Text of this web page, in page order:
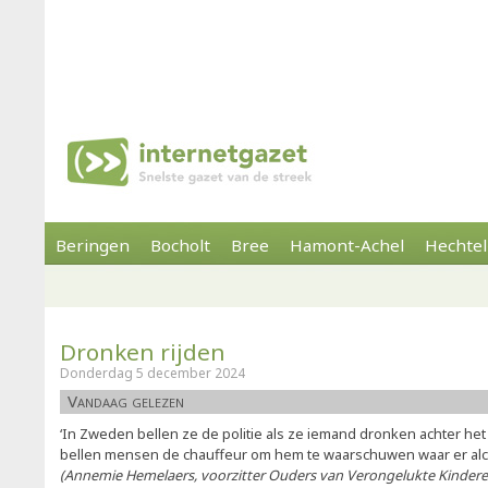
Beringen Bocholt Bree Hamont-Achel
Dronken rijden
Donderdag 5 december 2024
Vandaag gelezen
‘In Zweden bellen ze de politie als ze iemand dronken achter
bellen mensen de chauffeur om hem te waarschuwen waar er
(Annemie Hemelaers, voorzitter Ouders van Verongelukte